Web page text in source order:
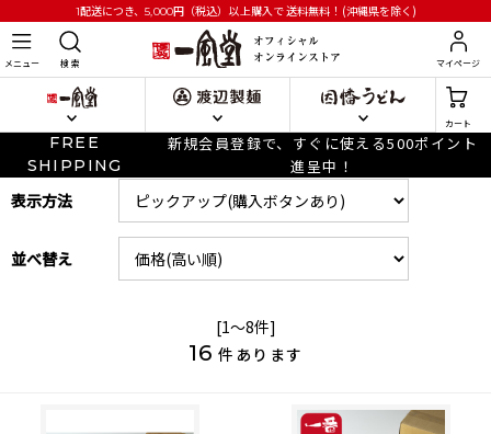
1配送につき、5,000円 （税込）以上購入で送料無料！(沖縄県を除く)
メニュー 検 索 マイページ
カート
FREE
SHIPPING
新規会員登録で、すぐに使える500ポイント
進呈中！
表示方法
並べ替え
[1～8件]
16 件あります